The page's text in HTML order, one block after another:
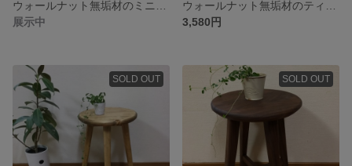
展示中
3,580円
SOLD OUT SOLD OUT